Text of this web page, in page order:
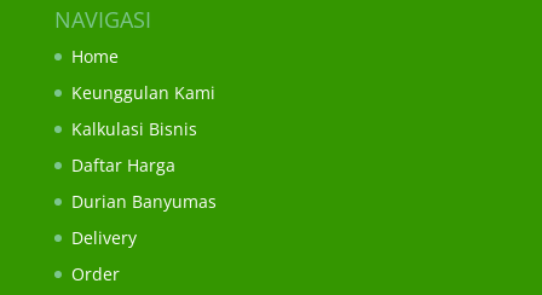
NAVIGASI
Home
Keunggulan Kami
Kalkulasi Bisnis
Daftar Harga
Durian Banyumas
Delivery
Order